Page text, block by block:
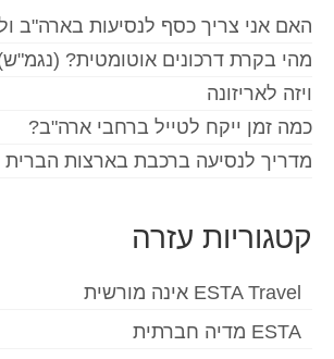
האם אני צריך כסף לנסיעות בארה"ב
מהי בקרת דרכונים אוטומטית?
ויזה לאריזונה
כמה זמן ייקח לטייל ברחבי ארה"ב?
מדריך לנסיעה ברכבת בארצות הברית
קטגוריות עזרה
ESTA Travel אינה מורשית
ESTA מדיה חברתית